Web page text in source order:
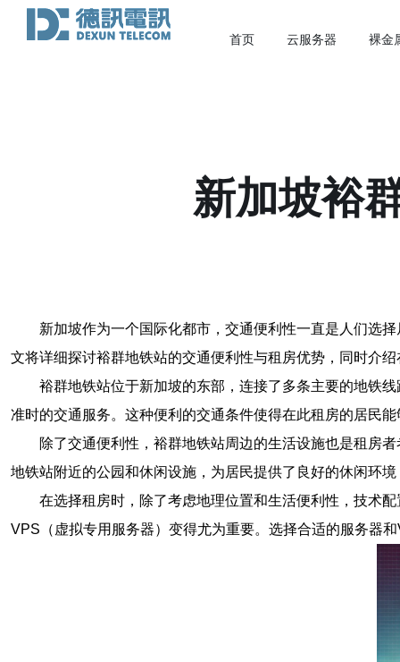
首页 云服务器 裸金
新加坡裕
新加坡作为一个国际化都市，交通便利性一直是人们选
文将详细探讨裕群地铁站的交通便利性与租房优势，同时介
裕群地铁站位于新加坡的东部，连接了多条主要的地铁
准时的交通服务。这种便利的交通条件使得在此租房的居民
除了交通便利性，裕群地铁站周边的生活设施也是租房
地铁站附近的公园和休闲设施，为居民提供了良好的休闲环
在选择租房时，除了考虑地理位置和生活便利性，技术
VPS（虚拟专用服务器）变得尤为重要。选择合适的服务器